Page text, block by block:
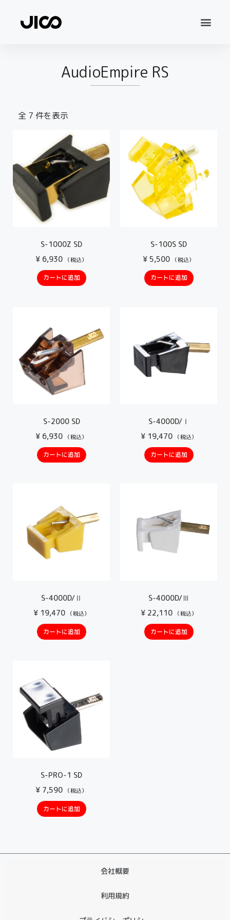
AudioEmpire RS
全 7 件を表示
S-1000Z SD
¥ 6,930 （税込）
カートに追加
S-100S SD
¥ 5,500 （税込）
カートに追加
S-2000 SD
¥ 6,930 （税込）
カートに追加
S-4000D/Ⅰ
¥19,470 （税込）
カートに追加
S-4000D/Ⅱ
¥19,470 （税込）
カートに追加
S-4000D/Ⅲ
¥22,110 （税込）
カートに追加
S-PRO-1 SD
¥ 7,590 （税込）
カートに追加
会社概要
利用規約